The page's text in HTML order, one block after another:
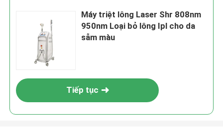
Máy triệt lông Laser Shr 808nm
950nm Loại bỏ lông Ipl cho da
sẫm màu
Tiếp tục